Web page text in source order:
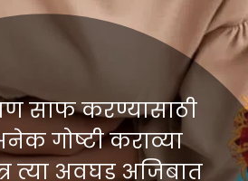
साफ करण्यासाठी
गोष्टी कराव्या
त्या अवघड अजिबात